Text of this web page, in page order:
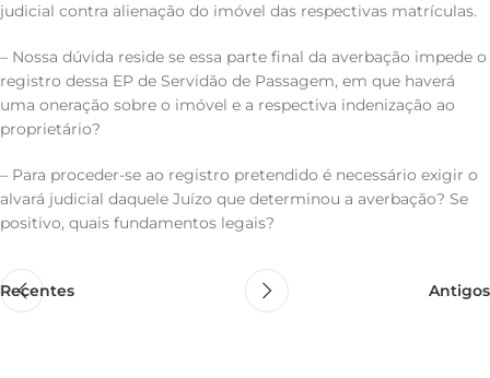
judicial contra alienação do imóvel das respectivas matrículas.
– Nossa dúvida reside se essa parte final da averbação impede o
registro dessa EP de Servidão de Passagem, em que haverá
uma oneração sobre o imóvel e a respectiva indenização ao
proprietário?
– Para proceder-se ao registro pretendido é necessário exigir o
alvará judicial daquele Juízo que determinou a averbação? Se
positivo, quais fundamentos legais?
Recentes Antigos